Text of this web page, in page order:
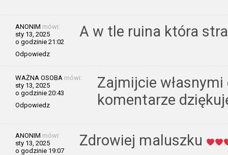
ANONIM mówi:
sty 13, 2025
o godzinie 21:02
Odpowiedz
A w tle ruina która
WAŻNA OSOBA mówi:
sty 13, 2025
o godzinie 20:43
Odpowiedz
Zajmijcie
komentarze
ANONIM mówi:
sty 13, 2025
o godzinie 19:07
Zdrowiej maluszku